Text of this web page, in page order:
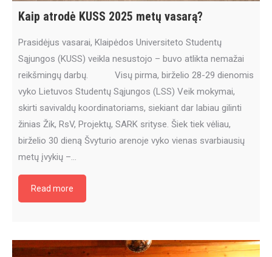
Kaip atrodė KUSS 2025 metų vasarą?
Prasidėjus vasarai, Klaipėdos Universiteto Studentų
Sąjungos (KUSS) veikla nesustojo – buvo atlikta nemažai
reikšmingų darbų. Visų pirma, birželio 28-29 dienomis
vyko Lietuvos Studentų Sąjungos (LSS) Veik mokymai,
skirti savivaldų koordinatoriams, siekiant dar labiau gilinti
žinias Žik, RsV, Projektų, SARK srityse. Šiek tiek vėliau,
birželio 30 dieną Švyturio arenoje vyko vienas svarbiausių
metų įvykių –…
Read more